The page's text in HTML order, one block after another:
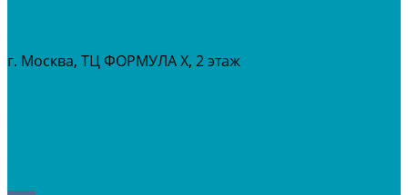
г. Москва, ТЦ ФОРМУЛА Х, 2 этаж